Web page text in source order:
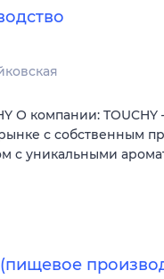
О компании:
с собственным
с уникальными